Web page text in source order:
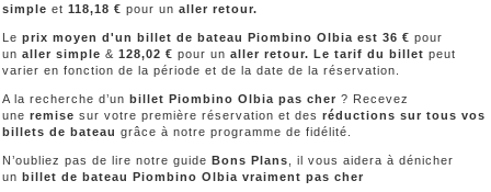
simple et 118,18 € pour un aller retour.
Le prix moyen d'un billet de bateau Piombino Olbia est 36 € pour
un aller simple & 128,02 € pour un aller retour. Le tarif du billet peut
varier en fonction de la période et de la date de la réservation.
A la recherche d’un billet Piombino Olbia pas cher ? Recevez
une remise sur votre première réservation et des réductions sur tous vos
billets de bateau grâce à notre programme de fidélité.
N’oubliez pas de lire notre guide Bons Plans , il vous aidera à dénicher
un billet de bateau Piombino Olbia vraiment pas cher